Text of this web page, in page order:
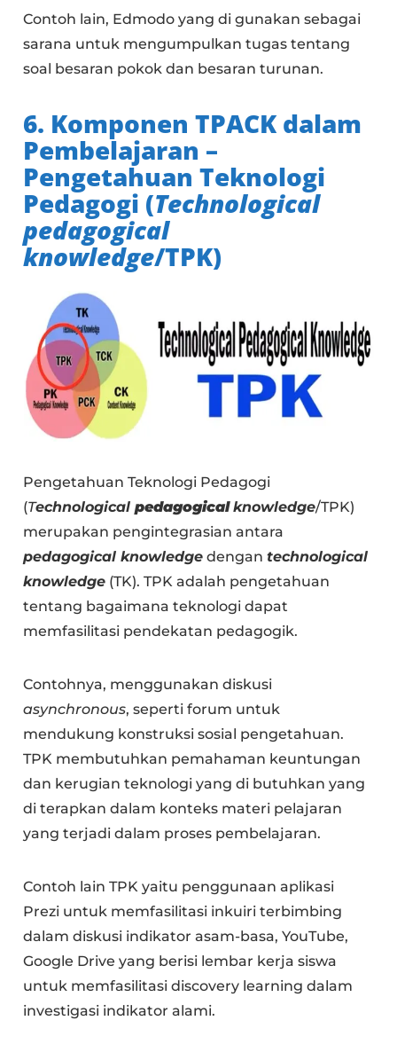
Contoh lain, Edmodo yang di gunakan sebagai
sarana untuk mengumpulkan tugas tentang
soal besaran pokok dan besaran turunan.
6. Komponen TPACK dalam
Pembelajaran –
Pengetahuan Teknologi
Pedagogi (Technological
pedagogical
knowledge/TPK)
Pengetahuan Teknologi Pedagogi
(Technologicalpedagogical knowledge/TPK)
merupakan pengintegrasian antara
pedagogical knowledge dengantechnological
knowledge (TK). TPK adalah pengetahuan
tentang bagaimana teknologi dapat
memfasilitasi pendekatan pedagogik.
Contohnya, menggunakan diskusi
asynchronous, seperti forum untuk
mendukung konstruksi sosial pengetahuan.
TPK membutuhkan pemahaman keuntungan
dan kerugian teknologi yang di butuhkan yang
di terapkan dalam konteks materi pelajaran
yang terjadi dalam proses pembelajaran.
Contoh lain TPK yaitu penggunaan aplikasi
Prezi untuk memfasilitasi inkuiri terbimbing
dalam diskusi indikator asam-basa, YouTube,
Google Drive yang berisi lembar kerja siswa
untuk memfasilitasi discovery learning dalam
investigasi indikator alami.